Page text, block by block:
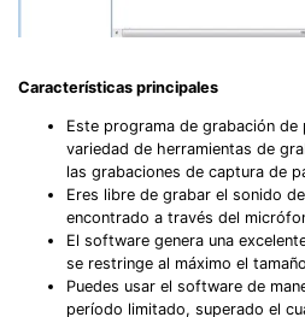
Características principales
Este programa de grabación
variedad de herramientas de
las grabaciones de captura de
Eres libre de grabar el sonido
encontrado a través del
El software genera una
se restringe al máximo el
Puedes usar el software de
período limitado, superado el